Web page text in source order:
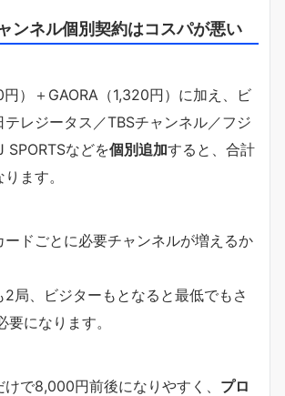
ンネル個別契約はコスパが悪い
円）＋GAORA（1,320円）に加え、ビ
テレジータス／TBSチャンネル／フジ
SPORTSなどを個別追加すると、合計
ます。
ードごとに必要チャンネルが増えるか
2局、ビジターもとなると最低でもさ
になります。
で8,000円前後になりやすく、 プロ